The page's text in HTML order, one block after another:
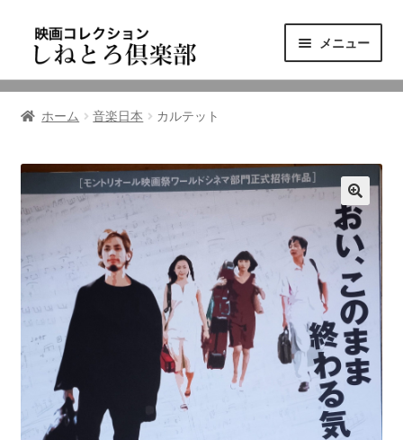
ゲ
シ
ン
へ
ス
キ
ッ
プ
テ
ツ
ス
キ
ッ
プ
メニュー
ニュース
東三河の映画館
しねとろ倶楽部について
リンクの旅
ホーム 音楽日本 カルテット